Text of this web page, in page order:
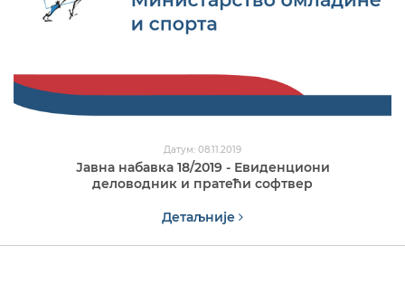
Датум: 08.11.2019
Јавна набавка 18/2019 - Евиденциони
деловодник и пратећи софтвер
Детаљније